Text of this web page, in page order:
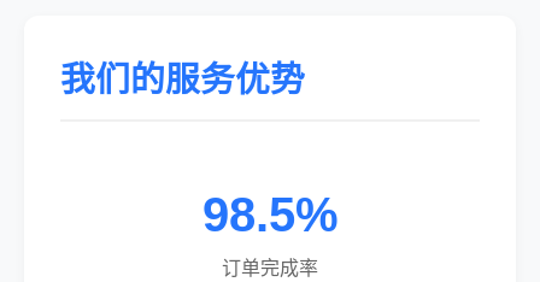
我们的服务优势
98.5%
订单完成率